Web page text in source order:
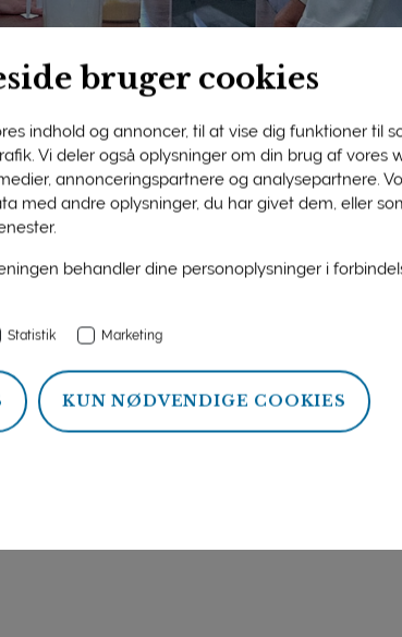
bruger cookies
indhold og annoncer, til at vise dig funktioner til
Vi deler også oplysninger om din brug af vores
annonceringspartnere og analysepartnere.
med andre oplysninger, du har givet dem, eller
behandler dine personoplysninger i
Statistik Marketing
KUN NØDVENDIGE COOKIES
ydelser, som Mejeriforeningen tilbyder sine
arrangementer.